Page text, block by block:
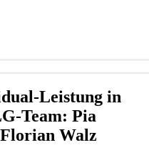
Leistung in
Team: Pia
Walz